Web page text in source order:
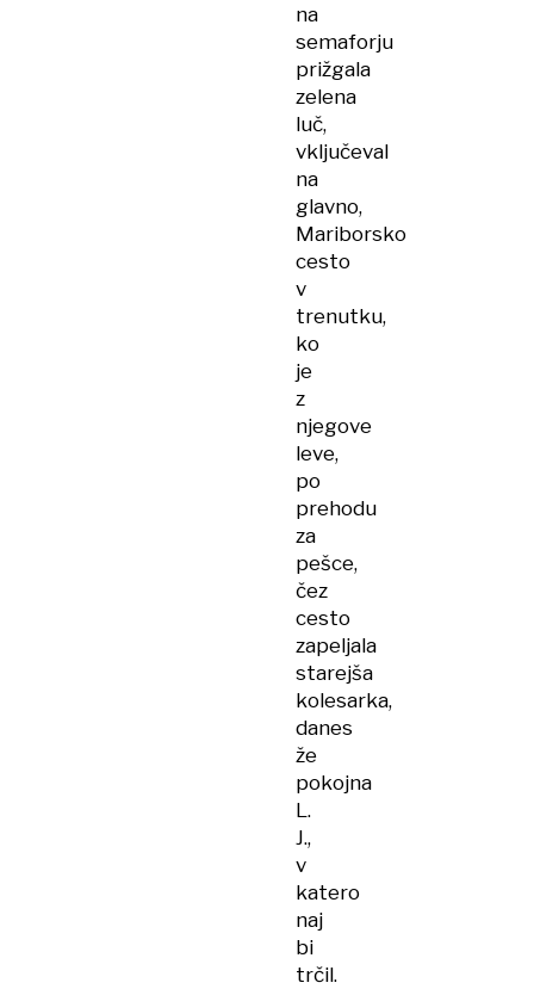
na
semaforju
prižgala
zelena
luč,
vključeval
na
glavno,
Mariborsko
cesto
v
trenutku,
ko
je
z
njegove
leve,
po
prehodu
za
pešce,
čez
cesto
zapeljala
starejša
kolesarka,
danes
že
pokojna
L.
J.,
v
katero
naj
bi
trčil.